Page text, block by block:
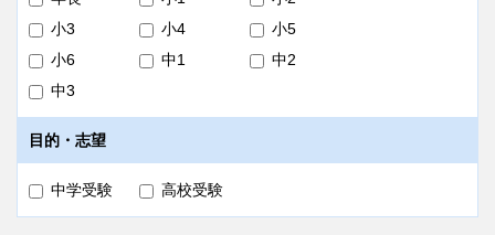
小3
小4
小5
小6
中1
中2
中3
目的・志望
中学受験 高校受験